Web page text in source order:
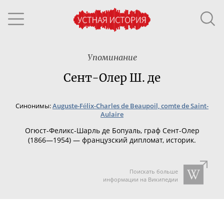
Упоминание
Сент-Олер Ш. де
Синонимы:Auguste-Félix-Charles de Beaupoil, comte de Saint-
Aulaire
Огюст-Феликс-Шарльде Бопуаль, граф Сент-Олер
(1866—1954) — французский дипломат, историк.
Поискать больше
информации на Википедии